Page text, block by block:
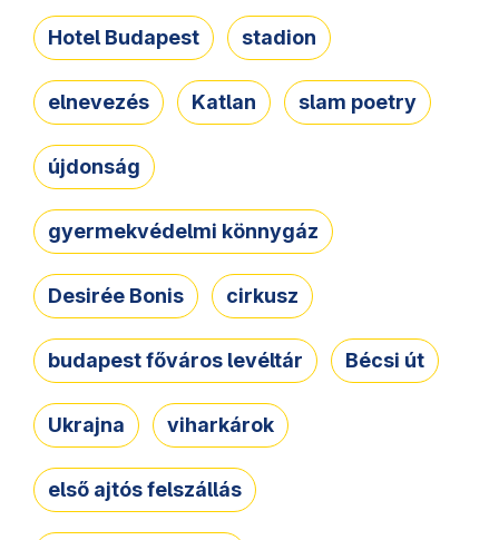
Hotel Budapest stadion
elnevezés Katlan slam poetry
újdonság
gyermekvédelmi könnygáz
Desirée Bonis cirkusz
budapest főváros levéltár Bécsi út
Ukrajna viharkárok
első ajtós felszállás